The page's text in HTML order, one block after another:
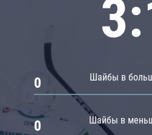
Шайбы в
0
Шайбы в
0